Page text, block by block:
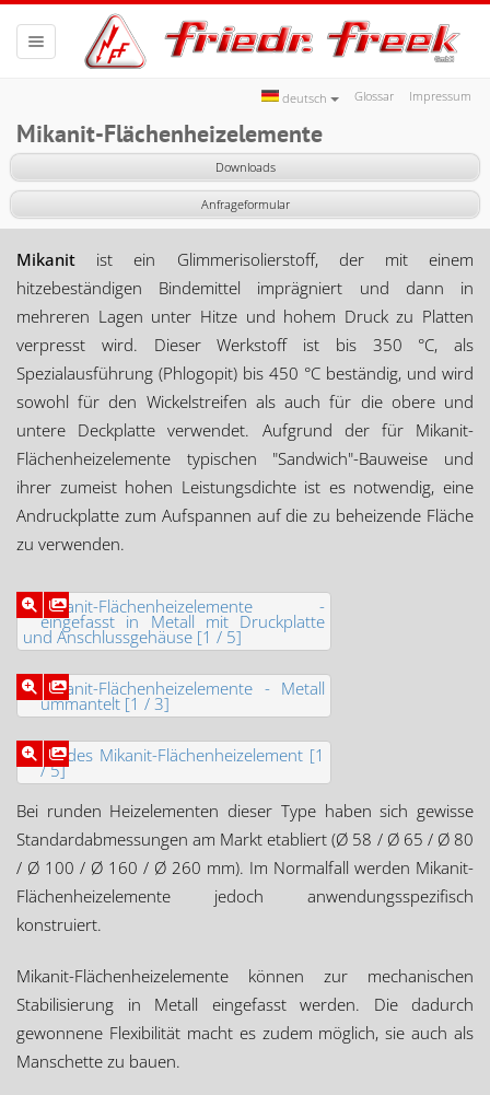
Glossar Impressum
deutsch
Toggle navigation
Mikanit-Flächenheizelemente
Downloads
Anfrageformular
Mikanit ist ein Glimmerisolierstoff, der mit einem
hitzebeständigen Bindemittel imprägniert und dann in
mehreren Lagen unter Hitze und hohem Druck zu Platten
verpresst wird. Dieser Werkstoff ist bis 350 °C, als
Spezialausführung (Phlogopit) bis 450 °C beständig, und wird
sowohl für den Wickelstreifen als auch für die obere und
untere Deckplatte verwendet. Aufgrund der für Mikanit-
Flächenheizelemente typischen "Sandwich"-Bauweise und
ihrer zumeist hohen Leistungsdichte ist es notwendig, eine
Andruckplatte zum Aufspannen auf die zu beheizende Fläche
zu verwenden.
Bei runden Heizelementen dieser Type haben sich gewisse
Standardabmessungen am Markt etabliert (Ø 58 / Ø 65 / Ø 80
/ Ø 100 / Ø 160 / Ø 260 mm). Im Normalfall werden Mikanit-
Flächenheizelemente jedoch anwendungsspezifisch
konstruiert.
Mikanit-Flächenheizelemente können zur mechanischen
Stabilisierung in Metall eingefasst werden. Die dadurch
gewonnene Flexibilität macht es zudem möglich, sie auch als
Manschette zu bauen.